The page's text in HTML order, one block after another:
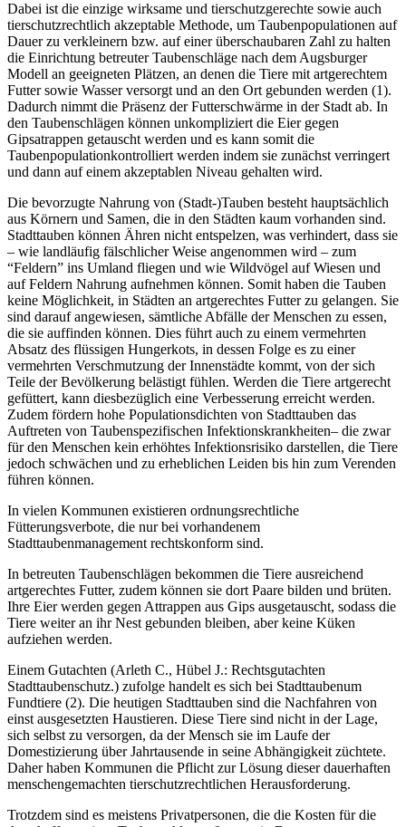
Dabei ist die einzige wirksame und tierschutzgerechte sowie auch
tierschutzrechtlich akzeptable Methode, um Taubenpopulationen auf
Dauer zu verkleinern bzw. auf einer überschaubaren Zahl zu halten
die Einrichtung betreuter Taubenschläge nach dem Augsburger
Modell an geeigneten Plätzen, an denen die Tiere mit artgerechtem
Futter sowie Wasser versorgt und an den Ort gebunden werden (1).
Dadurch nimmt die Präsenz der Futterschwärme in der Stadt ab. In
den Taubenschlägen können unkompliziert die Eier gegen
Gipsatrappen getauscht werden und es kann somit die
Taubenpopulationkontrolliert werden indem sie zunächst verringert
und dann auf einem akzeptablen Niveau gehalten wird.
Die bevorzugte Nahrung von (Stadt-)Tauben besteht hauptsächlich
aus Körnern und Samen, die in den Städten kaum vorhanden sind.
Stadttauben können Ähren nicht entspelzen, was verhindert, dass sie
– wie landläufig fälschlicher Weise angenommen wird – zum
“Feldern” ins Umland fliegen und wie Wildvögel auf Wiesen und
auf Feldern Nahrung aufnehmen können. Somit haben die Tauben
keine Möglichkeit, in Städten an artgerechtes Futter zu gelangen. Sie
sind darauf angewiesen, sämtliche Abfälle der Menschen zu essen,
die sie auffinden können. Dies führt auch zu einem vermehrten
Absatz des flüssigen Hungerkots, in dessen Folge es zu einer
vermehrten Verschmutzung der Innenstädte kommt, von der sich
Teile der Bevölkerung belästigt fühlen. Werden die Tiere artgerecht
gefüttert, kann diesbezüglich eine Verbesserung erreicht werden.
Zudem fördern hohe Populationsdichten von Stadttauben das
Auftreten von Taubenspezifischen Infektionskrankheiten– die zwar
für den Menschen kein erhöhtes Infektionsrisiko darstellen, die Tiere
jedoch schwächen und zu erheblichen Leiden bis hin zum Verenden
führen können.
In vielen Kommunen existieren ordnungsrechtliche
Fütterungsverbote, die nur bei vorhandenem
Stadttaubenmanagement rechtskonform sind.
In betreuten Taubenschlägen bekommen die Tiere ausreichend
artgerechtes Futter, zudem können sie dort Paare bilden und brüten.
Ihre Eier werden gegen Attrappen aus Gips ausgetauscht, sodass die
Tiere weiter an ihr Nest gebunden bleiben, aber keine Küken
aufziehen werden.
Einem Gutachten (Arleth C., Hübel J.: Rechtsgutachten
Stadttaubenschutz.) zufolge handelt es sich bei Stadttaubenum
Fundtiere (2). Die heutigen Stadttauben sind die Nachfahren von
einst ausgesetzten Haustieren. Diese Tiere sind nicht in der Lage,
sich selbst zu versorgen, da der Mensch sie im Laufe der
Domestizierung über Jahrtausende in seine Abhängigkeit züchtete.
Daher haben Kommunen die Pflicht zur Lösung dieser dauerhaften
menschengemachten tierschutzrechtlichen Herausforderung.
Trotzdem sind es meistens Privatpersonen, die die Kosten für die